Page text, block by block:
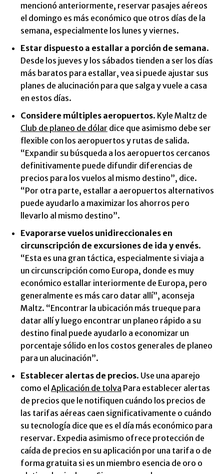
mencionó anteriormente, reservar pasajes aéreos
el domingo es más económico que otros días de la
semana, especialmente los lunes y viernes.
Estar dispuesto a estallar a porción de semana.
Desde los jueves y los sábados tienden a ser los días
más baratos para estallar, vea si puede ajustar sus
planes de alucinación para que salga y vuele a casa
en estos días.
Considere múltiples aeropuertos. Kyle Maltz de
Club de planeo de dólar dice que asimismo debe ser
flexible con los aeropuertos y rutas de salida.
“Expandir su búsqueda a los aeropuertos cercanos
definitivamente puede difundir diferencias de
precios para los vuelos al mismo destino”, dice.
“Por otra parte, estallar a aeropuertos alternativos
puede ayudarlo a maximizar los ahorros pero
llevarlo al mismo destino”.
Evaporarse vuelos unidireccionales en
circunscripción de excursiones de ida y envés.
“Esta es una gran táctica, especialmente si viaja a
un circunscripción como Europa, donde es muy
económico estallar interiormente de Europa, pero
generalmente es más caro datar allí”, aconseja
Maltz. “Encontrar la ubicación más trueque para
datar allí y luego encontrar un planeo rápido a su
destino final puede ayudarlo a economizar un
porcentaje sólido en los costos generales de planeo
para un alucinación”.
Establecer alertas de precios. Use una aparejo
como el Aplicación de tolva Para establecer alertas
de precios que le notifiquen cuándo los precios de
las tarifas aéreas caen significativamente o cuándo
su tecnología dice que es el día más económico para
reservar. Expedia asimismo ofrece protección de
caída de precios en su aplicación por una tarifa o de
forma gratuita si es un miembro esencia de oro o